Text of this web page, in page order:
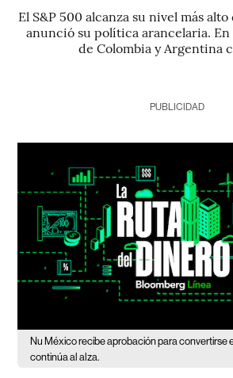
El S&P 500 alcanza su nivel más
anunció su política arancelaria. En
de Colombia y Argentina
PUBLICIDAD
Nu México recibe aprobación para convertirse
continúa al alza.